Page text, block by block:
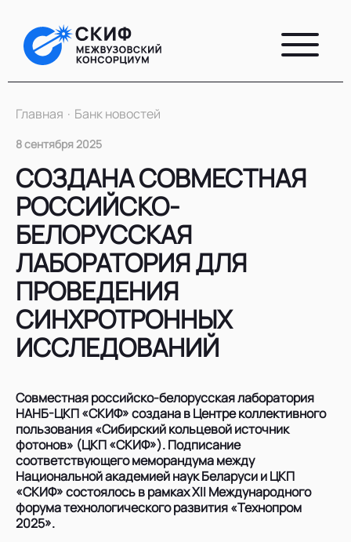
Главная Банк новостей
8 сентября 2025
СОЗДАНА СОВМЕСТНАЯ
РОССИЙСКО-
БЕЛОРУССКАЯ
ЛАБОРАТОРИЯ ДЛЯ
ПРОВЕДЕНИЯ
СИНХРОТРОННЫХ
ИССЛЕДОВАНИЙ
Совместная российско-белорусская лаборатория
НАНБ-ЦКП «СКИФ» создана в Центре коллективного
пользования «Сибирский кольцевой источник
фотонов» (ЦКП «СКИФ»). Подписание
соответствующего меморандума между
Национальной академией наук Беларуси и ЦКП
«СКИФ» состоялось в рамках XII Международного
форума технологического развития «Технопром
2025».